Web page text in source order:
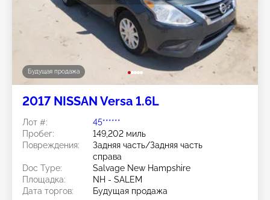
Будущая продажа
2017 NISSAN Versa 1.6L
Лот #:
45******
Пробег:
149,202 миль
Повреждения:
Задняя часть/Задняя часть
справа
Doc Type:
Salvage New Hampshire
Площадка:
NH - SALEM
Дата торгов:
Будущая продажа